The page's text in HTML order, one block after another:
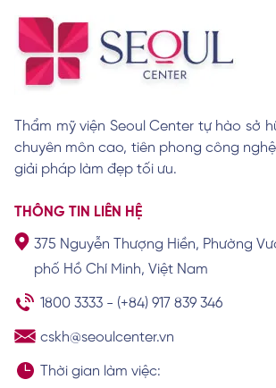
Thẩm mỹ viện Seoul Center tự hào sở
chuyên môn cao, tiên phong công
giải pháp làm đẹp tối ưu.
THÔNG TIN LIÊN HỆ
375 Nguyễn Thượng Hiền, Phường
phố Hồ Chí Minh, Việt Nam
1800 3333 - (+84) 917 839 346
cskh@seoulcenter.vn
Thời gian làm việc: